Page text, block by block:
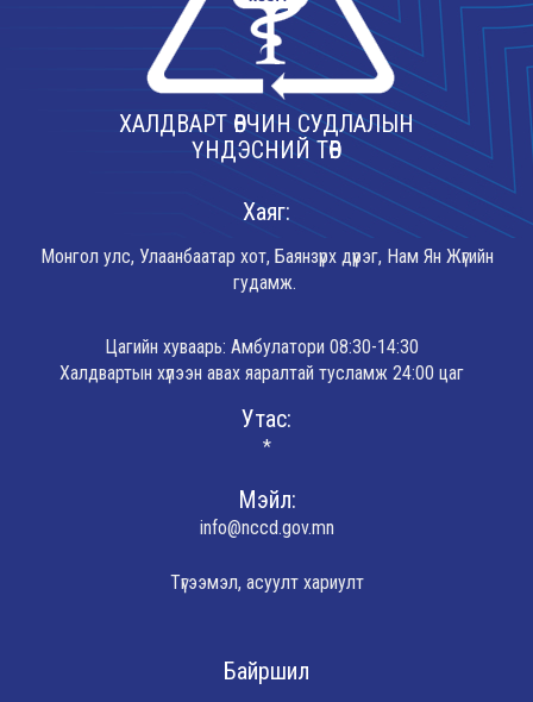
ХАЛДВАРТ ӨВЧИН СУДЛАЛЫН
ҮНДЭСНИЙ ТӨВ
Хаяг:
Монгол улс, Улаанбаатар хот, Баянзүрх дүүрэг, Нам Ян Жүгийн
гудамж.
Цагийн хуваарь: Амбулатори 08:30-14:30
Халдвартын хүлээн авах яаралтай тусламж 24:00 цаг
Утас:
*
Мэйл:
info@nccd.gov.mn
Түгээмэл, асуулт хариулт
Байршил